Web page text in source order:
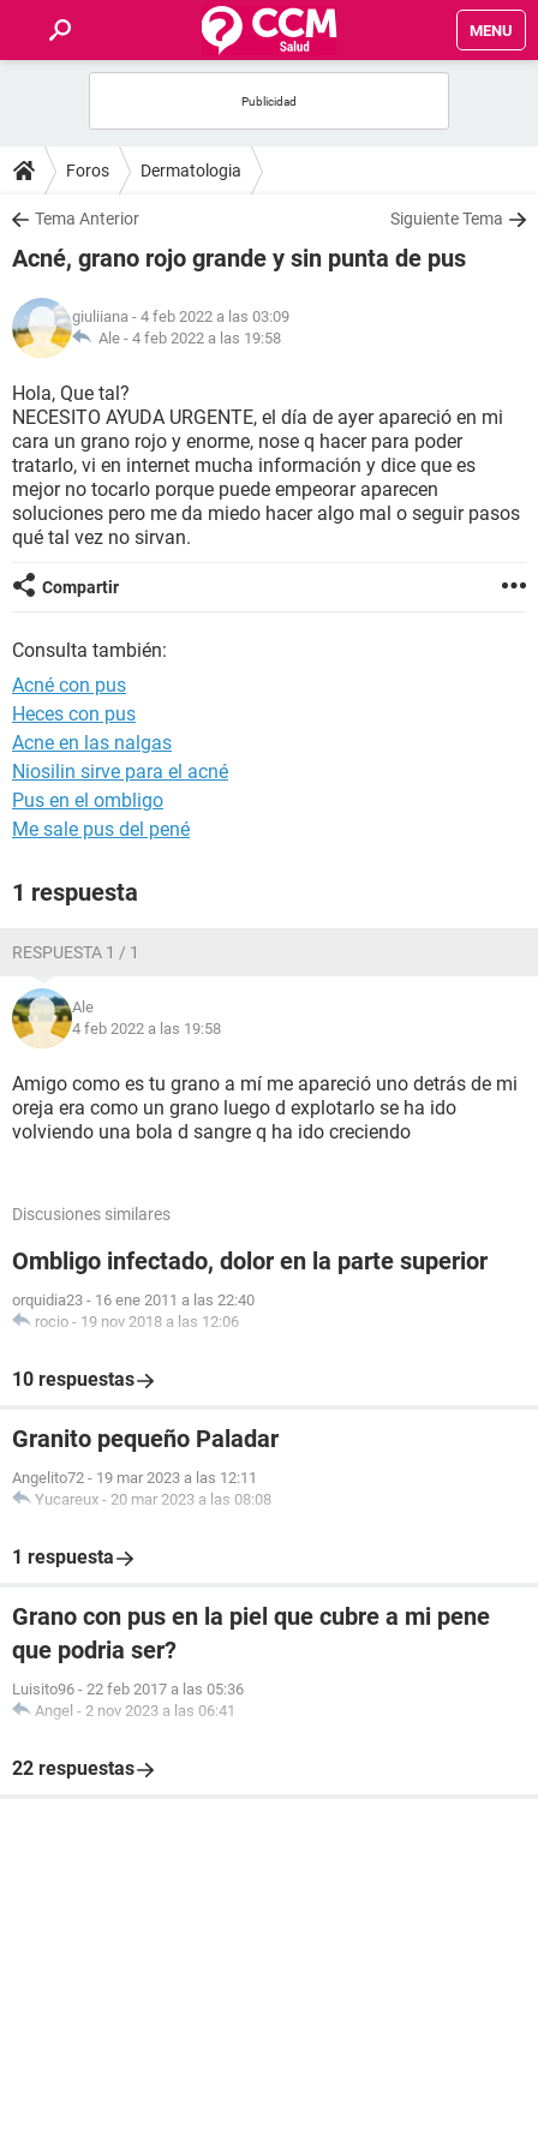
MENU
FOROS
SALUD
FAMILIA
NUTRICIÓN
BIENESTAR
SEXUALIDAD
GLOSARIO
Foros Dermatologia
Tema Anterior Siguiente Tema
Acné, grano rojo grande y sin punta de pus
giuliiana - 4 feb 2022 a las 03:09
Ale - 4 feb 2022 a las 19:58
Hola, Que tal?
NECESITO AYUDA URGENTE, el día de ayer apareció en mi
cara un grano rojo y enorme, nose q hacer para poder
tratarlo, vi en internet mucha información y dice que es
mejor no tocarlo porque puede empeorar aparecen
soluciones pero me da miedo hacer algo mal o seguir pasos
qué tal vez no sirvan.
Compartir
Consulta también:
Acné con pus
Heces con pus
Acne en las nalgas
Niosilin sirve para el acné
Pus en el ombligo
Me sale pus del pené
1 respuesta
RESPUESTA 1 / 1
Ale
4 feb 2022 a las 19:58
Amigo como es tu grano a mí me apareció uno detrás de mi
oreja era como un grano luego d explotarlo se ha ido
volviendo una bola d sangre q ha ido creciendo
Discusiones similares
Ombligo infectado, dolor en la parte superior
orquidia23 - 16 ene 2011 a las 22:40
rocio - 19 nov 2018 a las 12:06
10 respuestas
Granito pequeño Paladar
Angelito72 - 19 mar 2023 a las 12:11
Yucareux - 20 mar 2023 a las 08:08
1 respuesta
Grano con pus en la piel que cubre a mi pene
que podria ser?
Luisito96 - 22 feb 2017 a las 05:36
Angel - 2 nov 2023 a las 06:41
22 respuestas